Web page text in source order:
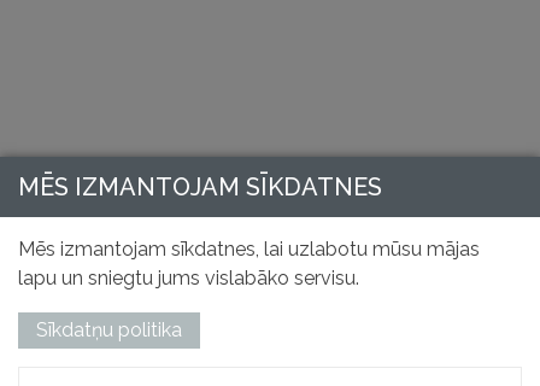
MĒS IZMANTOJAM SĪKDATNES
Mēs izmantojam sīkdatnes, lai uzlabotu mūsu mājas
lapu un sniegtu jums vislabāko servisu.
Sīkdatņu politika